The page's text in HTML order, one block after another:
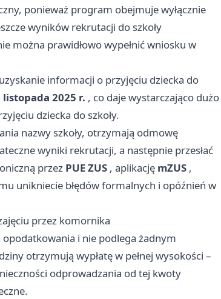
ponieważ program obejmuje wyłącznie
wyników rekrutacji do szkoły
można prawidłowo wypełnić wniosku w
informacji o przyjęciu dziecka do
listopada 2025 r. , co daje wystarczająco dużo
dziecka do szkoły.
nazwy szkoły, otrzymają odmowę
wyniki rekrutacji, a następnie przesłać
przez PUE ZUS , aplikację mZUS ,
unikniecie błędów formalnych i opóźnień w
przez komornika
opodatkowania i nie podlega żadnym
otrzymują wypłatę w pełnej wysokości –
odprowadzania od tej kwoty